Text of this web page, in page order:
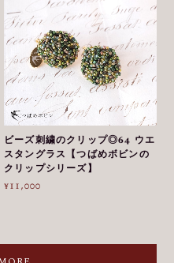
ビーズ刺繍のクリップ◎64 ウエ
スタングラス【つばめボビンの
クリップシリーズ】
¥11,000